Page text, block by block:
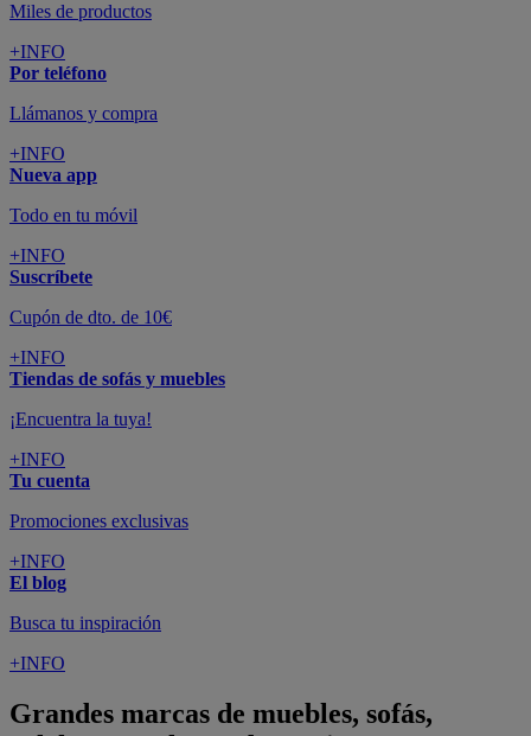
Miles de productos
+INFO
Por teléfono
Llámanos y compra
+INFO
Nueva app
Todo en tu móvil
+INFO
Suscríbete
Cupón de dto. de 10€
+INFO
Tiendas de sofás y muebles
¡Encuentra la tuya!
+INFO
Tu cuenta
Promociones exclusivas
+INFO
El blog
Busca tu inspiración
+INFO
Grandes marcas de muebles, sofás,